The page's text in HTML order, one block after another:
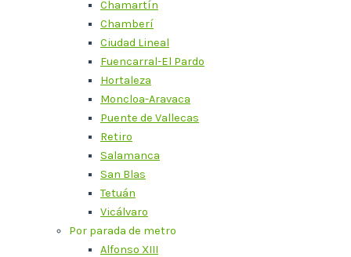
Chamartín
Chamberí
Ciudad Lineal
Fuencarral-El Pardo
Hortaleza
Moncloa-Aravaca
Puente de Vallecas
Retiro
Salamanca
San Blas
Tetuán
Vicálvaro
Por parada de metro
Alfonso XIII